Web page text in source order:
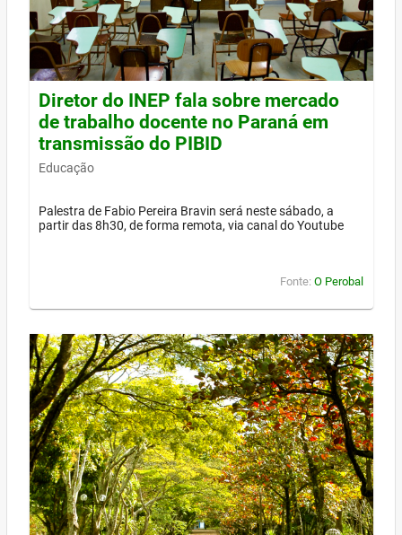
Diretor do INEP fala sobre mercado
de trabalho docente no Paraná em
transmissão do PIBID
Educação
Palestra de Fabio Pereira Bravin será neste sábado, a
partir das 8h30, de forma remota, via canal do Youtube
Fonte: O Perobal